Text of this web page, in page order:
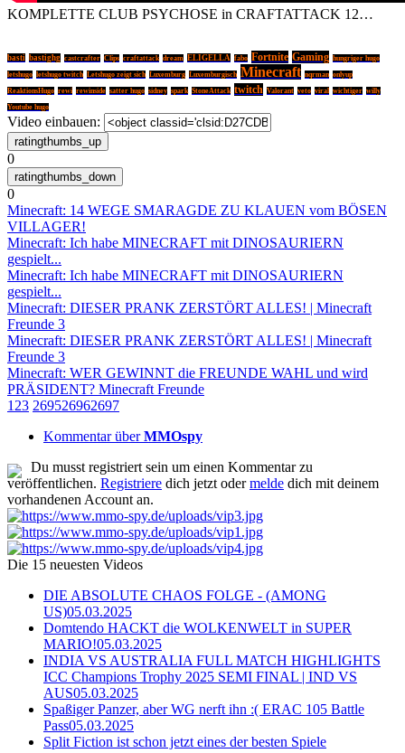
KOMPLETTE CLUB PSYCHOSE in CRAFTATTACK 12…
basti bastighg castcrafter Clips craftattack dream ELIGELLA fabo Fortnite Gaming hungriger hugo
letshugo letshugo twitch Letshugo zeigt sich Luxemburg Luxemburgisch Minecraft nqrman onlyup
ReaktionsHugo rewi rewinside satter hugo sidney spark StoneAttack twitch Valorant veto viral wichtiger willy
Youtube hugo
Video einbauen:
0
0
Minecraft: 14 WEGE SMARAGDE ZU KLAUEN vom BÖSEN
VILLAGER!
Minecraft: Ich habe MINECRAFT mit DINOSAURIERN
gespielt...
Minecraft: Ich habe MINECRAFT mit DINOSAURIERN
gespielt...
Minecraft: DIESER PRANK ZERSTÖRT ALLES! | Minecraft
Freunde 3
Minecraft: DIESER PRANK ZERSTÖRT ALLES! | Minecraft
Freunde 3
Minecraft: WER GEWINNT die FREUNDE WAHL und wird
PRÄSIDENT? Minecraft Freunde
1 23 269526962697
Kommentar überMMOspy
Du musst registriert sein um einen Kommentar zu
veröffentlichen. Registriere dich jetzt odermelde dich mit deinem
vorhandenen Account an.
Die 15 neuesten Videos
DIE ABSOLUTE CHAOS FOLGE - (AMONG
US)05.03.2025
Domtendo HACKT die WOLKENWELT in SUPER
MARIO!05.03.2025
INDIA VS AUSTRALIA FULL MATCH HIGHLIGHTS
ICC Champions Trophy 2025 SEMI FINAL | IND VS
AUS05.03.2025
Spaßiger Panzer, aber WG nerft ihn :( ERAC 105 Battle
Pass05.03.2025
Split Fiction ist schon jetzt eines der besten Spiele